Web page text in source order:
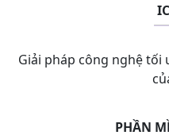
Giải pháp công nghệ tối
PHẦN